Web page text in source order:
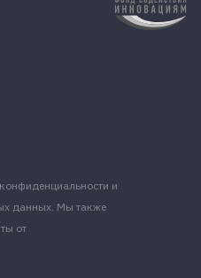
и
данных. Мы также
от